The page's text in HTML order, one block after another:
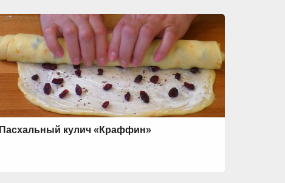
Пасхальный кулич «Краффин»